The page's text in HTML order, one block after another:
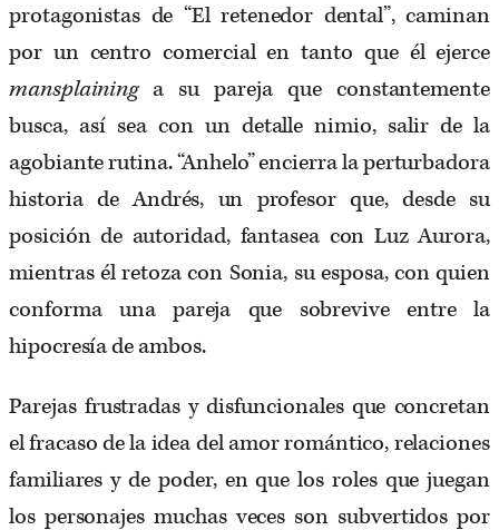
protagonistas de “El retenedor dental”, caminan
por un centro comercial en tanto que él ejerce
mansplaininga su pareja que constantemente
busca, así sea con un detalle nimio, salir de la
agobiante rutina. “Anhelo” encierra la perturbadora
historia de Andrés, un profesor que, desde su
posición de autoridad, fantasea con Luz Aurora,
mientras él retoza con Sonia, su esposa, con quien
conforma una pareja que sobrevive entre la
hipocresía de ambos.
Parejas frustradas y disfuncionales que concretan
el fracaso de la idea del amor romántico, relaciones
familiares y de poder, en que los roles que juegan
los personajes muchas veces son subvertidos por